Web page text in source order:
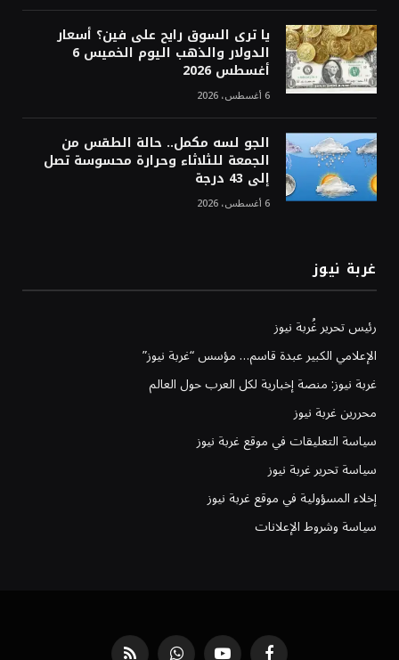
يا ترى السوق رايح على فين؟ أسعار
الدولار والذهب اليوم الخميس 6
أغسطس 2026
6 أغسطس، 2026
الجو لسه مكمل.. حالة الطقس من
الجمعة للثلاثاء وحرارة محسوسة تصل
إلى 43 درجة
6 أغسطس، 2026
غربة نيوز
رئيس تحرير غُربة نيوز
الإعلامي الكبير عبدة قاسم… مؤسس “غربة نيوز”
غربة نيوز: منصة إخبارية لكل العرب حول العالم
محررين غربة نيوز
سياسة التعليقات في موقع غربة نيوز
سياسة تحرير غربة نيوز
إخلاء المسؤولية في موقع غربة نيوز
سياسة وشروط الإعلانات